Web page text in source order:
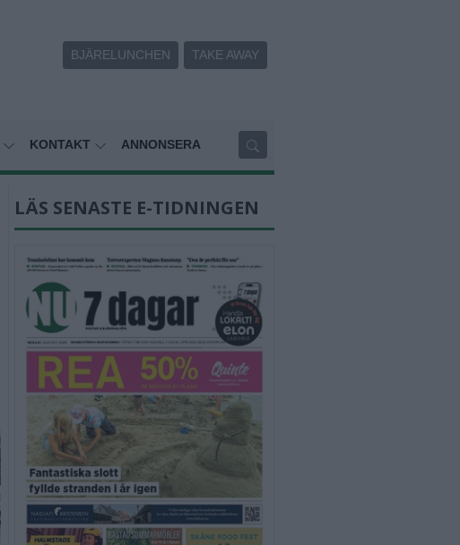
BJÄRELUNCHEN TAKE AWAY
KONTAKT ANNONSERA
LÄS SENASTE E-TIDNINGEN